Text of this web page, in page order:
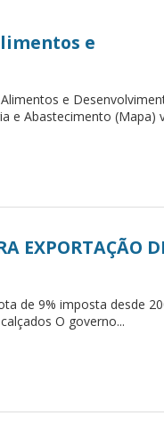
e
e
e Abastecimento (Mapa)
EXPORTAÇÃO
de 9% imposta desde
O governo...